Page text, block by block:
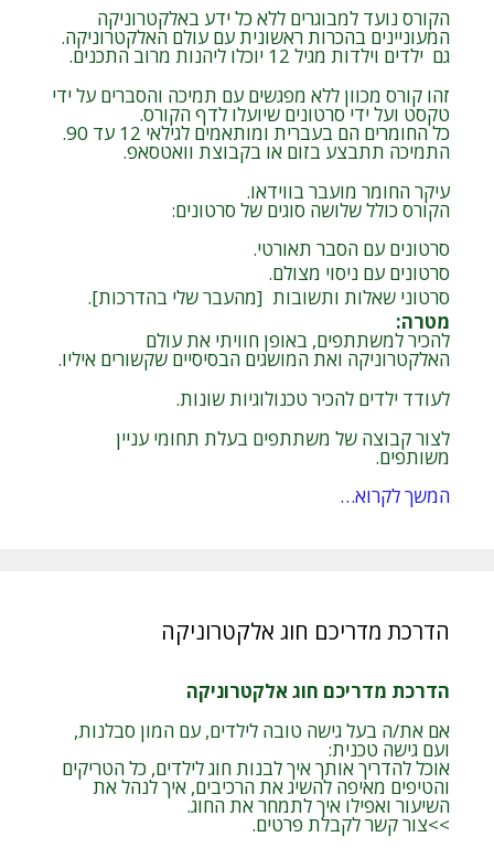
הקורס נועד למבוגרים ללא כל ידע באלקטרוניקה
המעוניינים בהכרות ראשונית עם עולם האלקטרוניקה.
גם ילדים וילדות מגיל 12 יוכלו ליהנות מרוב התכנים.
זהו קורס מכוון ללא מפגשים עם תמיכה והסברים על ידי
טקסט ועל ידי סרטונים שיועלו לדף הקורס.
כל החומרים הם בעברית ומותאמים לגילאי 12 עד 90.
התמיכה תתבצע בזום או בקבוצת וואטסאפ.
עיקר החומר מועבר בווידאו.
הקורס כולל שלושה סוגים של סרטונים:
סרטונים עם הסבר תאורטי.
סרטונים עם ניסוי מצולם.
סרטוני שאלות ותשובות [מהעבר שלי בהדרכות].
מטרה:
להכיר למשתתפים, באופן חוויתי את עולם
האלקטרוניקה ואת המושגים הבסיסיים שקשורים איליו.
לעודד ילדים להכיר טכנולוגיות שונות.
לצור קבוצה של משתתפים בעלת תחומי עניין
משותפים.
המשך לקרוא…
הדרכת מדריכם חוג אלקטרוניקה
הדרכת מדריכם חוג אלקטרוניקה
אם את/ה בעל גישה טובה לילדים, עם המון סבלנות,
ועם גישה טכנית:
אוכל להדריך אותך איך לבנות חוג לילדים, כל הטריקים
והטיפים מאיפה להשיג את הרכיבים, איך לנהל את
השיעור ואפילו איך לתמחר את החוג.
>>צור קשר לקבלת פרטים.